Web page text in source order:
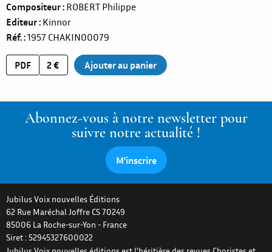
Compositeur ROBERT Philippe
Editeur Kinnor
Réf. 1957 CHAKIN00079
PDF 2 €
Abonnez-vous à notre newsletter pour
suivre notre actualité !
M’inscrire
Jubilus Voix nouvelles Éditions
62 Rue Maréchal Joffre CS 70249
85006 La Roche-sur-Yon - France
Siret : 52945327600022